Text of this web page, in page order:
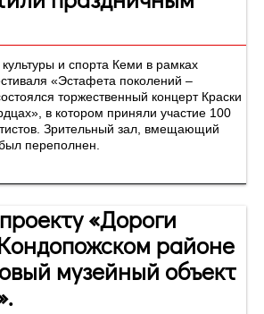
и спорта Кеми в рамках
«Эстафета поколений –
торжественный концерт Краски
в котором приняли участие 100
Зрительный зал, вмещающий
переполнен.
«Дороги
районе
музейный объект